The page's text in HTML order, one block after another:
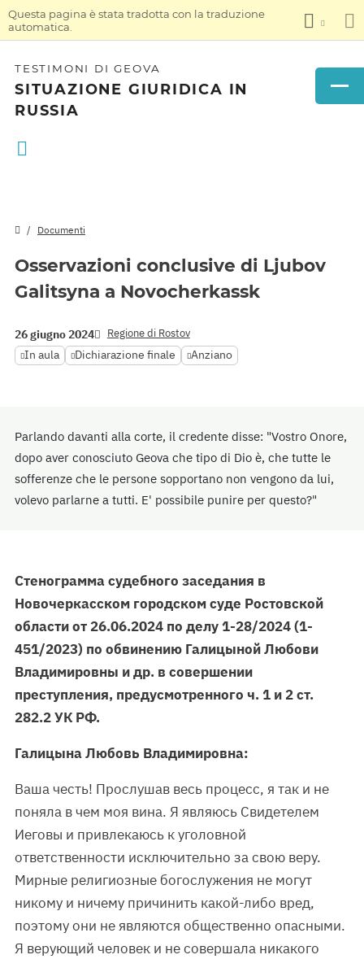
Questa pagina è stata tradotta con la traduzione
automatica.
TESTIMONI DI GEOVA
SITUAZIONE GIURIDICA IN
RUSSIA
Documenti
Osservazioni conclusive di Ljubov
Galitsyna a Novocherkassk
26 giugno 2024 Regione di Rostov
In aula Dichiarazione finale Anziano
Parlando davanti alla corte, il credente disse: "Vostro Onore,
dopo aver conosciuto Geova che tipo di Dio è, che tutte le
sofferenze che le persone sopportano non vengono da lui,
volevo parlarne a tutti. E' possibile punire per questo?"
Стенограмма судебного заседания в
Новочеркасском городском суде Ростовской
области от 26.06.2024 по делу 1-28/2024 (1-
451/2023) по обвинению Галицыной Любови
Владимировны и др. в совершении
преступления, предусмотренного ч. 1 и 2 ст.
282.2 УК РФ.
Галицына Любовь Владимировна:
Ваша честь! Прослушав весь процесс, я так и не
поняла в чем моя вина. Я являюсь Свидетелем
Иеговы и привлекаюсь к уголовной
ответственности исключительно за свою веру.
Мирные религиозные богослужения не могут
никому и ничему причинить какой-либо вред,
поэтому они не являются общественно опасными.
Я верующий человек и не совершала никакого